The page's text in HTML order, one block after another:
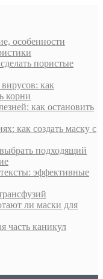
особенности
пористые
как
корни
как остановить
как создать маску с
подходящий
эффективные
ли маски для
часть каникул